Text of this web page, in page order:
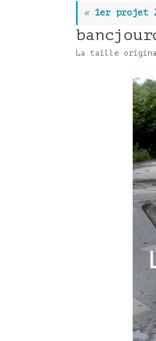
«1er projet
La taille